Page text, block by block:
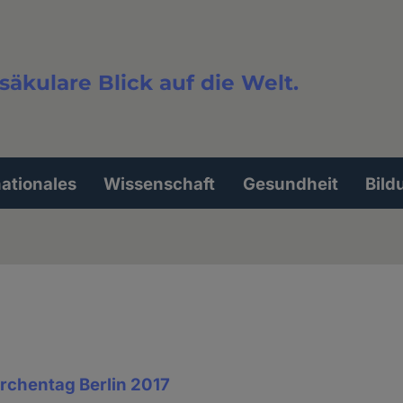
Blick auf die Welt.
Wissenschaft Gesundheit
Berlin 2017